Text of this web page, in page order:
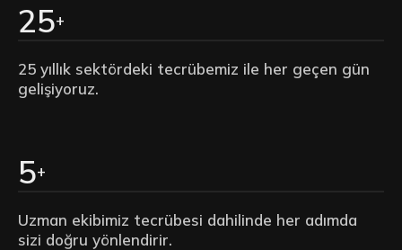
25+
25 yıllık sektördeki tecrübemiz ile her geçen gün
gelişiyoruz.
5+
Uzman ekibimiz tecrübesi dahilinde her adımda
sizi doğru yönlendirir.